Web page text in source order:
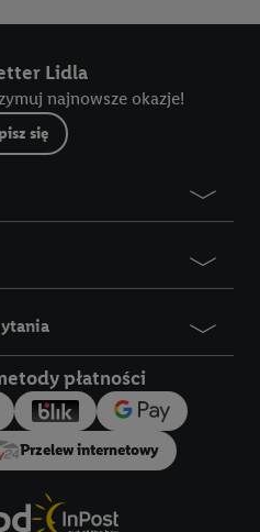
Lidla
najnowsze okazje!
się
płatności
Przelew internetowy